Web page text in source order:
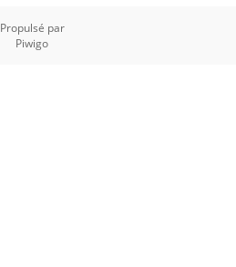
Propulsé par
Piwigo